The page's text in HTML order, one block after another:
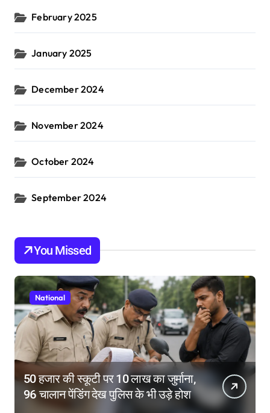
February 2025
January 2025
December 2024
November 2024
October 2024
September 2024
You Missed
National
50 हजार की स्कूटी पर 10 लाख का जुर्माना,
96 चालान पेंडिंग देख पुलिस के भी उड़े होश